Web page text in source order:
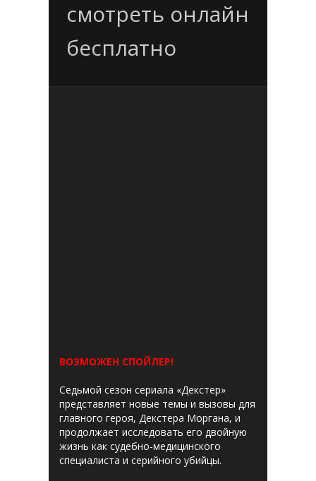
смотреть онлайн
бесплатно
ВОЗМОЖЕН СПОЙЛЕР!
Седьмой сезон сериала «Декстер»
представляет новые темы и вызовы для
главного героя, Декстера Моргана, и
продолжает исследовать его двойную
жизнь как судебно-медицинского
специалиста и серийного убийцы.